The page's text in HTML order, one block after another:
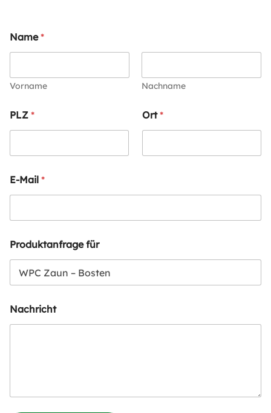
Name*
Vorname Nachname
PLZ * Ort*
E-Mail *
Produktanfrage für
Nachricht